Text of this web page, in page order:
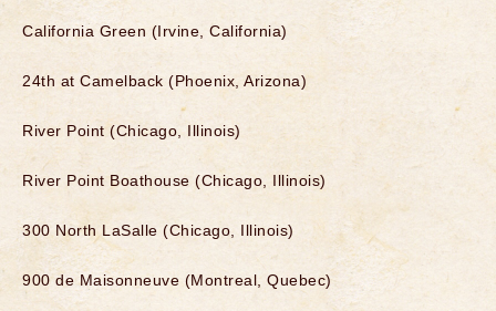
California Green (Irvine, California)
24th at Camelback (Phoenix, Arizona)
River Point (Chicago, Illinois)
River Point Boathouse (Chicago, Illinois)
300 North LaSalle (Chicago, Illinois)
900 de Maisonneuve (Montreal, Quebec)